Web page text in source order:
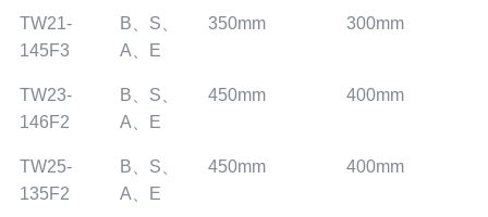
TW21-
145F3
B、S、
A、E
350mm 300mm
TW23-
146F2
B、S、
A、E
450mm 400mm
TW25-
135F2
B、S、
A、E
450mm 400mm